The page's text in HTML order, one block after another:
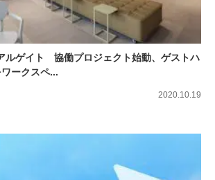
ルゲイト 協働プロジェクト始動、ゲストハ
ークスペ...
2020.10.19